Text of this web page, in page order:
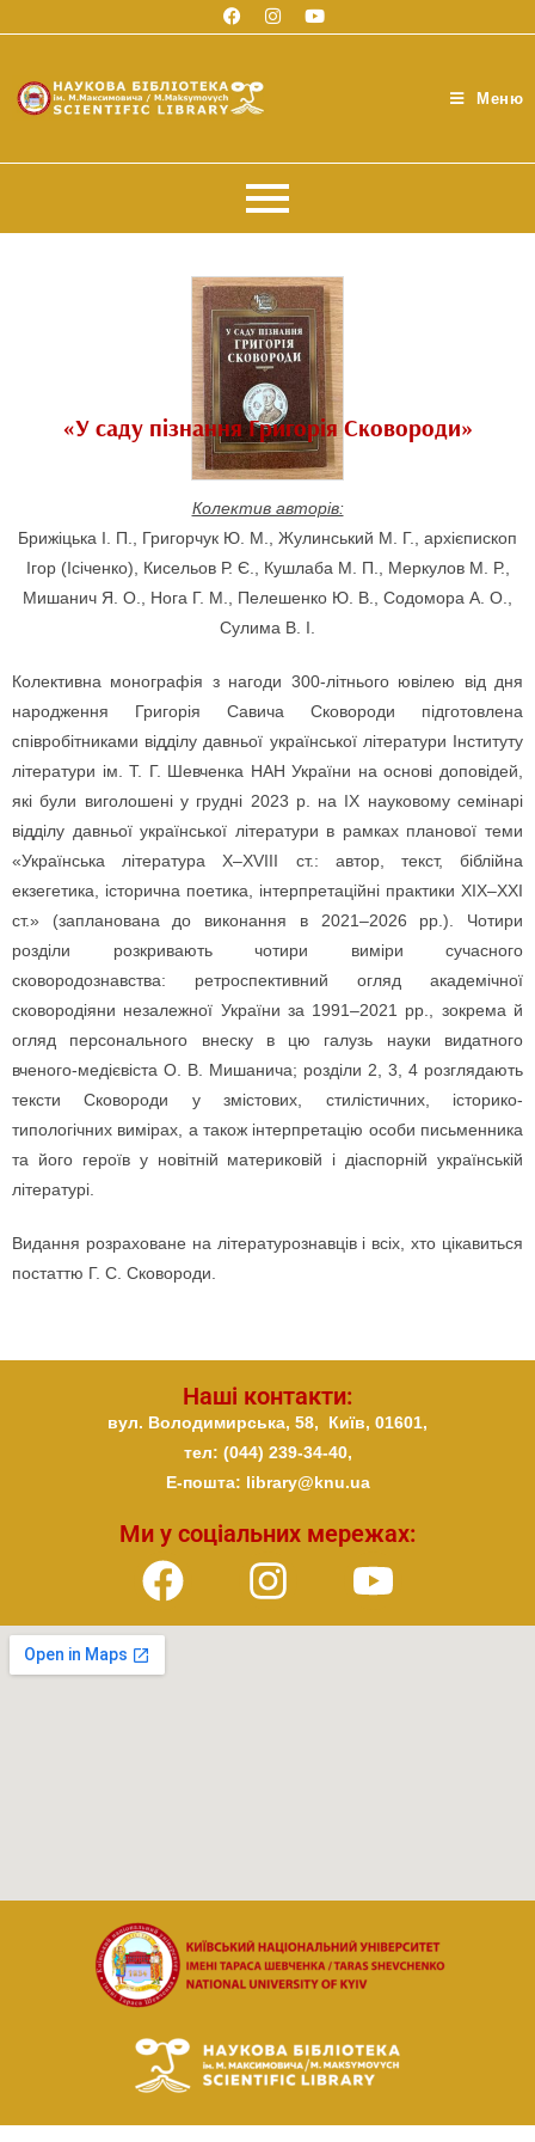
Меню
«У саду пізнання Григорія Сковороди»
Колектив авторів:
Брижіцька І. П., Григорчук Ю. М., Жулинський М. Г., архієпископ
Ігор (Ісіченко), Кисельов Р. Є., Кушлаба М. П., Меркулов М. Р.,
Мишанич Я. О., Нога Г. М., Пелешенко Ю. В., Содомора А. О.,
Сулима В. І.
Колективна монографія з нагоди 300-літнього ювілею від дня
народження Григорія Савича Сковороди підготовлена
співробітниками відділу давньої української літератури Інституту
літератури ім. Т. Г. Шевченка НАН України на основі доповідей,
які були виголошені у грудні 2023 р. на IX науковому семінарі
відділу давньої української літератури в рамках планової теми
«Українська література Х–ХVIII ст.: автор, текст, біблійна
екзегетика, історична поетика, інтерпретаційні практики XIX–ХХI
ст.» (запланована до виконання в 2021–2026 рр.). Чотири
розділи розкривають чотири виміри сучасного
сковородознавства: ретроспективний огляд академічної
сковородіяни незалежної України за 1991–2021 рр., зокрема й
огляд персонального внеску в цю галузь науки видатного
вченого-медієвіста О. В. Мишанича; розділи 2, 3, 4 розглядають
тексти Сковороди у змістових, стилістичних, історико-
типологічних вимірах, а також інтерпретацію особи письменника
та його героїв у новітній материковій і діаспорній українській
літературі.
Видання розраховане на літературознавців і всіх, хто цікавиться
постаттю Г. С. Сковороди.
Наші контакти:
Ми у соціальних мережах:
вул. Володимирська, 58, Київ, 01601,
тел: (044) 239-34-40,
E-пошта: library@knu.ua